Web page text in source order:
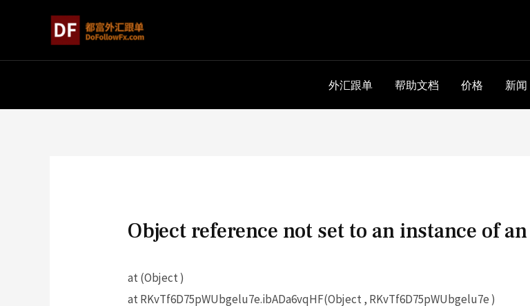
外汇跟单 帮助文档 价格 新闻
Object reference not set to an instance of
at (Object )
at RKvTf6D75pWUbgelu7e.ibADa6vqHF(Object , RKvTf6D75pWUbgelu7e )